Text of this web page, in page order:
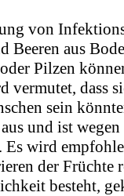
von
Beeren aus
Pilzen
vermutet, dass
sein
und ist
wird
der Früchte
besteht,